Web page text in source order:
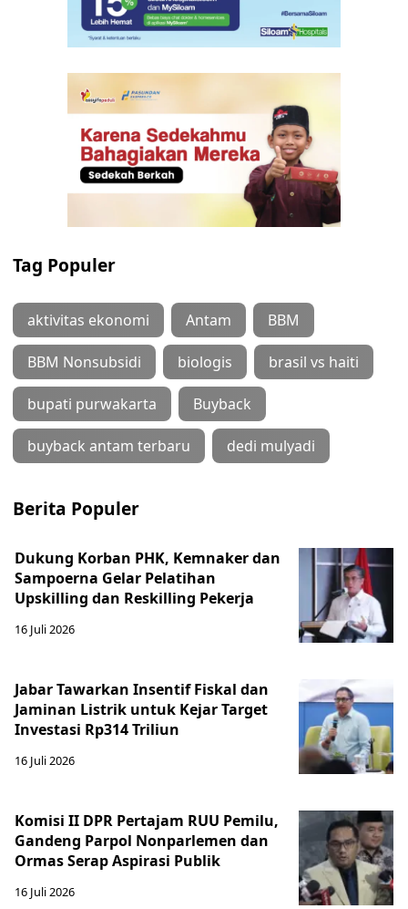
Tag Populer
aktivitas ekonomi Antam BBM
BBM Nonsubsidi biologis brasil vs haiti
bupati purwakarta Buyback
buyback antam terbaru dedi mulyadi
Berita Populer
Dukung Korban PHK, Kemnaker dan
Sampoerna Gelar Pelatihan
Upskilling dan Reskilling Pekerja
16 Juli 2026
Jabar Tawarkan Insentif Fiskal dan
Jaminan Listrik untuk Kejar Target
Investasi Rp314 Triliun
16 Juli 2026
Komisi II DPR Pertajam RUU Pemilu,
Gandeng Parpol Nonparlemen dan
Ormas Serap Aspirasi Publik
16 Juli 2026